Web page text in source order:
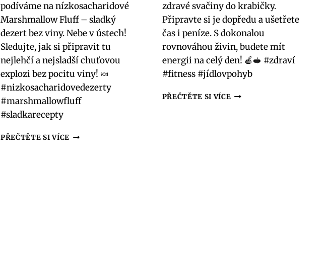
podíváme na nízkosacharidové
Marshmallow Fluff – sladký
dezert bez viny. Nebe v ústech!
Sledujte, jak si připravit tu
nejlehčí a nejsladší chuťovou
explozi bez pocitu viny! 🍬
#nizkosacharidovedezerty
#marshmallowfluff
#sladkarecepty
PŘEČTĚTE SI VÍCE LOW
zdravé svačiny do krabičky.
Připravte si je dopředu a ušetřete
čas i peníze. S dokonalou
rovnováhou živin, budete mít
energii na celý den! 🍎🥪 #zdraví
#fitness #jídlovpohyb
PŘEČTĚTE SI VÍCE ZDRAVÉ